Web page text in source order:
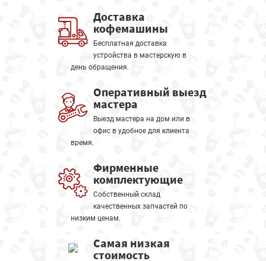
Доставка
кофемашины
Бесплатная доставка
устройства в мастерскую в
день обращения.
Оперативный выезд
мастера
Выезд мастера на дом или в
офис в удобное для клиента
время.
Фирменные
комплектующие
Собственный склад
качественных запчастей по
низким ценам.
Самая низкая
стоимость